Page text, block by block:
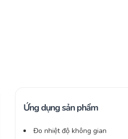
Ứng dụng sản phẩm
Đo nhiệt độ không gian